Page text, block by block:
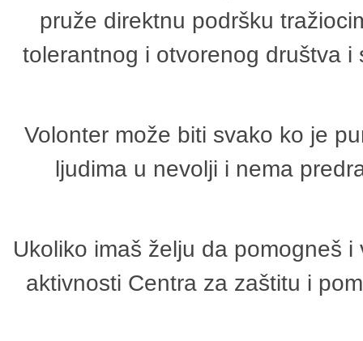
pruže direktnu podršku
tolerantnog i otvorenog društva
Volonter može biti svako ko je
ljudima u nevolji i nema
Ukoliko imaš želju da pomogneš
aktivnosti Centra za zaštitu i